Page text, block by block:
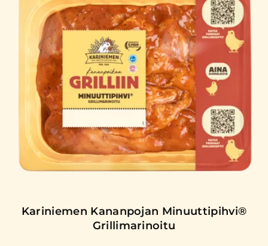
Kariniemen Kananpojan Minuuttipihvi®
Grillimarinoitu